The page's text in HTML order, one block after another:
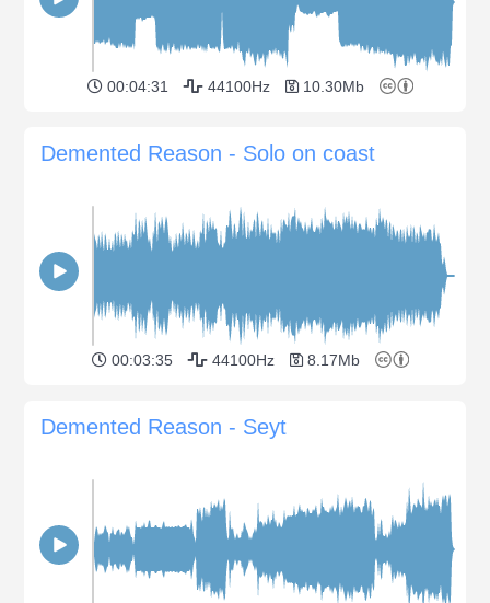
00:04:31 44100Hz 10.30Mb
Demented Reason - Solo on coast
00:03:35 44100Hz 8.17Mb
Demented Reason - Seyt